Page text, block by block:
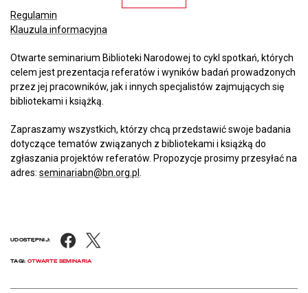
Regulamin
Klauzula informacyjna
Otwarte seminarium Biblioteki Narodowej to cykl spotkań, których
celem jest prezentacja referatów i wyników badań prowadzonych
przez jej pracowników, jak i innych specjalistów zajmujących się
bibliotekami i książką.
Zapraszamy wszystkich, którzy chcą przedstawić swoje badania
dotyczące tematów związanych z bibliotekami i książką do
zgłaszania projektów referatów. Propozycje prosimy przesyłać na
adres: seminariabn@bn.org.pl .
UDOSTĘPNIJ: Facebook
TAGI: OTWARTE SEMINARIA